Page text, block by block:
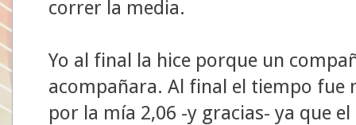
correr la media.
Yo al final la hice porque un
acompañara. Al final el tiempo fue
por la mía 2,06 -y gracias- ya que